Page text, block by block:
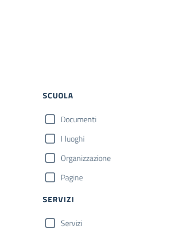
Filtri
SCUOLA
Documenti
I luoghi
Organizzazione
Pagine
SERVIZI
Servizi